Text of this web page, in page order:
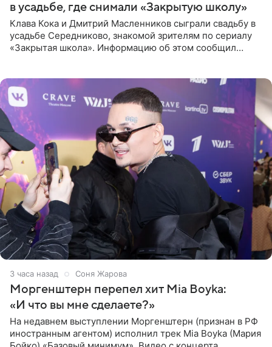
в усадьбе, где снимали «Закрытую школу»
Клава Кока и Дмитрий Масленников сыграли свадьбу в
усадьбе Середниково, знакомой зрителям по сериалу
«Закрытая школа». Информацию об этом сообщил
3 часа назад Соня Жарова
Моргенштерн перепел хит Mia Boyka:
«И что вы мне сделаете?»
На недавнем выступлении Моргенштерн (признан в РФ
иностранным агентом) исполнил трек Mia Boyka (Мария